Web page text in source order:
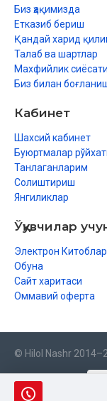
Биз ҳақимизда
Етказиб бериш
Қандай харид
Талаб ва шартлар
Махфийлик сиёсати
Биз билан
Кабинет
Шахсий кабинет
Буюртмалар
Танлаганларим
Солиштириш
Янгиликлар
Ўқувчилар
Электрон Китоблар
Обуна
Сайт харитаси
Оммавий оферта
© Hilol Nashr